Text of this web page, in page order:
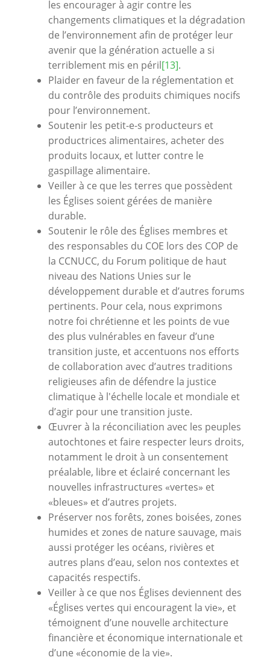
les encourager à agir contre les
changements climatiques et la dégradation
de l’environnement afin de protéger leur
avenir que la génération actuelle a si
terriblement mis en péril[13].
Plaider en faveur de la réglementation et
du contrôle des produits chimiques nocifs
pour l’environnement.
Soutenir les petit-e-s producteurs et
productrices alimentaires, acheter des
produits locaux, et lutter contre le
gaspillage alimentaire.
Veiller à ce que les terres que possèdent
les Églises soient gérées de manière
durable.
Soutenir le rôle des Églises membres et
des responsables du COE lors des COP de
la CCNUCC, du Forum politique de haut
niveau des Nations Unies sur le
développement durable et d’autres forums
pertinents. Pour cela, nous exprimons
notre foi chrétienne et les points de vue
des plus vulnérables en faveur d’une
transition juste, et accentuons nos efforts
de collaboration avec d’autres traditions
religieuses afin de défendre la justice
climatique à l'échelle locale et mondiale et
d’agir pour une transition juste.
Œuvrer à la réconciliation avec les peuples
autochtones et faire respecter leurs droits,
notamment le droit à un consentement
préalable, libre et éclairé concernant les
nouvelles infrastructures «vertes» et
«bleues» et d’autres projets.
Préserver nos forêts, zones boisées, zones
humides et zones de nature sauvage, mais
aussi protéger les océans, rivières et
autres plans d’eau, selon nos contextes et
capacités respectifs.
Veiller à ce que nos Églises deviennent des
«Églises vertes qui encouragent la vie», et
témoignent d’une nouvelle architecture
financière et économique internationale et
d’une «économie de la vie».